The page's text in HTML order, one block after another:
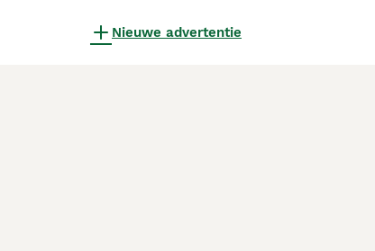
Nieuwe advertentie